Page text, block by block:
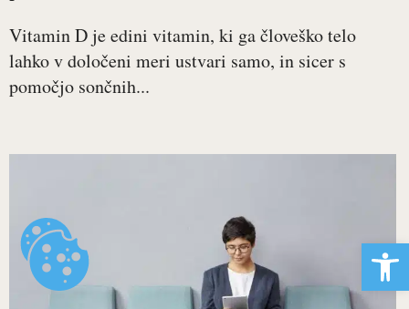
Vitamin D je edini vitamin, ki ga človeško telo
lahko v določeni meri ustvari samo, in sicer s
pomočjo sončnih...